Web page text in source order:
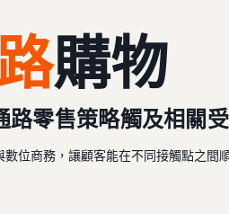
購物
路零售策略觸及相關
數位商務，讓顧客能在不同接觸點之